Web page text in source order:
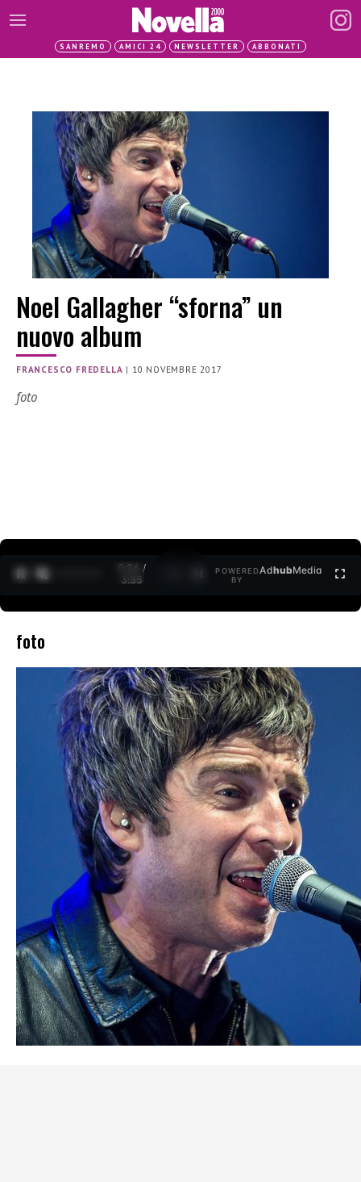
SANREMO AMICI 24 NEWSLETTER ABBONATI
Noel Gallagher “sforna” un
nuovo album
FRANCESCO FREDELLA | 10 NOVEMBRE 2017
foto
0:27 /
3:35
POWERED
BY
AdhubMedia
foto